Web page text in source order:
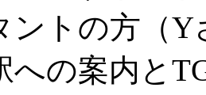
ントの方（
への案内と